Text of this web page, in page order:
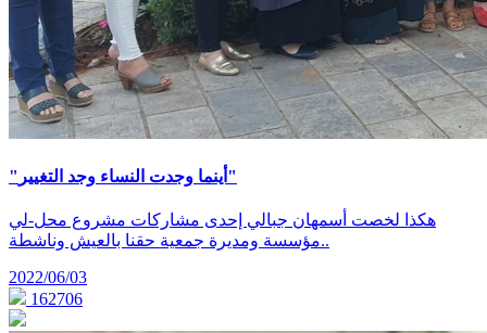
"أينما وجدت النساء وجد التغيير"
هكذا لخصت أسمهان جبالي إحدى مشاركات مشروع محل-لي
مؤسسة ومديرة جمعية حقنا بالعيش وناشطة..
2022/06/03
162706